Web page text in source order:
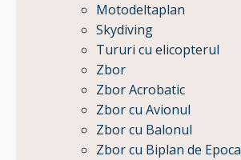
Motodeltaplan
Skydiving
Tururi cu elicopterul
Zbor
Zbor Acrobatic
Zbor cu Avionul
Zbor cu Balonul
Zbor cu Biplan de Epoca